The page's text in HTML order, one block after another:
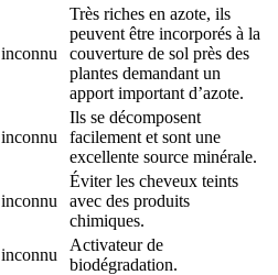
inconnu
Très riches en azote, ils
peuvent être incorporés à la
couverture de sol près des
plantes demandant un
apport important d’azote.
inconnu
Ils se décomposent
facilement et sont une
excellente source minérale.
inconnu
Éviter les cheveux teints
avec des produits
chimiques.
inconnu
Activateur de
biodégradation.